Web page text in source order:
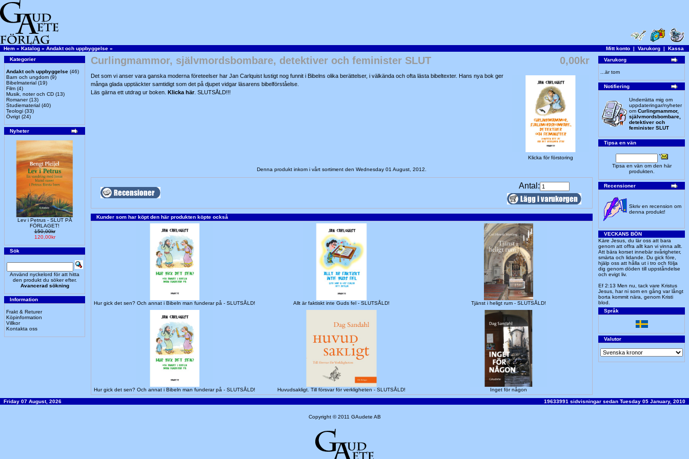
Hem » Katalog » Andakt och uppbyggelse » Mitt konto | Varukorg | Kassa
Kategorier
Andakt och uppbyggelse (46)
Barn och ungdom (9)
Bibelmaterial (19)
Film (4)
Musik, noter och CD (13)
Romaner(13)
Studiematerial (40)
Teologi (33)
Övrigt (24)
Nyheter
Lev i Petrus - SLUT PÅ
FÖRLAGET!
150,00kr
120,00kr
Sök
Använd nyckelord för att hitta
den produkt du söker efter.
Avancerad sökning
Information
Frakt & Returer
Köpinformation
Villkor
Kontakta oss
Curlingmammor, självmordsbombare, detektiver och feminister SLUT 0,00kr
Klicka för förstoring
Det som vi anser vara ganska moderna företeelser har Jan Carlquist lustigt nog funnit i Bibelns olika berättelser, i välkända och ofta lästa bibeltexter. Hans nya bok ger
många glada upptäckter samtidigt som det på djupet vidgar läsarens bibelförståelse.
Läs gärna ett utdrag ur boken. Klicka här. SLUTSÅLD!!!
Denna produkt inkom i vårt sortiment den Wednesday 01 August, 2012.
Antal:
Kunder som har köpt den här produkten köpte också
Hur gick det sen? Och annat i Bibeln man funderar på - SLUTSÅLD! Allt är faktiskt inte Guds fel - SLUTSÅLD! Tjänst i heligt rum - SLUTSÅLD!
Hur gick det sen? Och annat i Bibeln man funderar på - SLUTSÅLD! Huvudsakligt. Till försvar för verkligheten - SLUTSÅLD! Inget för någon
Varukorg
...är tom
Notifiering
Underrätta mig om
uppdateringar/nyheter
om Curlingmammor,
självmordsbombare,
detektiver och
feminister SLUT
Tipsa en vän
Tipsa en vän om den här
produkten.
Recensioner
Skriv en recension om
denna produkt!
VECKANS BÖN
Käre Jesus, du lär oss att bara
genom att offra allt kan vi vinna allt.
Att bära korset innebär svårigheter,
smärta och lidande. Du gick före,
hjälp oss att hålla ut i tro och följa
dig genom döden till uppståndelse
och evigt liv.
Ef 2:13 Men nu, tack vare Kristus
Jesus, har ni som en gång var långt
borta kommit nära, genom Kristi
blod.
Språk
Valutor
Friday 07 August, 2026 19633991 sidvisningar sedan Tuesday 05 January, 2010
Copyright © 2011 GAudete AB